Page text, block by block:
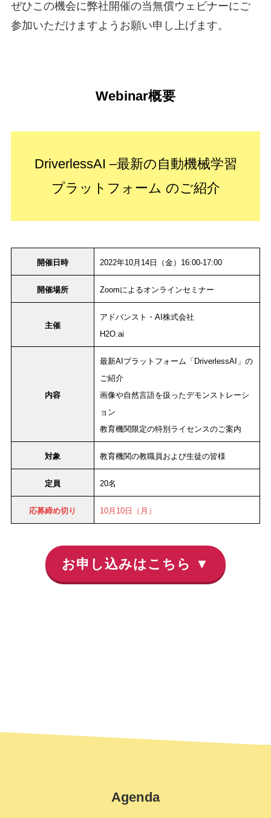
ぜひこの機会に弊社開催の当無償ウェビナーにご
参加いただけますようお願い申し上げます。
Webinar概要
DriverlessAI –最新の自動機械学習
プラットフォーム のご紹介
開催日時 2022年10月14日（金）16:00-17:00
開催場所 Zoomによるオンラインセミナー
主催
アドバンスト・AI株式会社
H2O.ai
内容
最新AIプラットフォーム「DriverlessAI」の
ご紹介
画像や自然言語を扱ったデモンストレーシ
ョン
教育機関限定の特別ライセンスのご案内
対象 教育機関の教職員および生徒の皆様
定員 20名
応募締め切り 10月10日（月）
お申し込みはこちら ▼
Agenda